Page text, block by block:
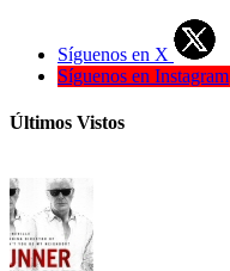
Síguenos en X
Síguenos en Instagram
Últimos Vistos